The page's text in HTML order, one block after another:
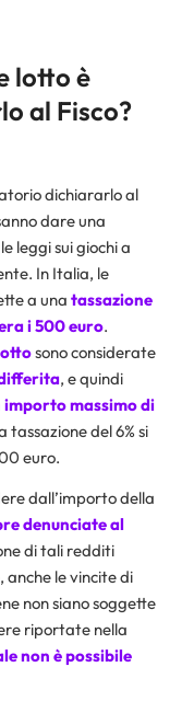
lotto è
al Fisco?
dichiararlo al
dare una
leggi sui giochi a
In Italia, le
a una tassazione
i 500 euro.
sono considerate
, e quindi
importo massimo di
tassazione del 6% si
euro.
dall’importo della
denunciate al
di tali redditi
anche le vincite di
non siano soggette
riportate nella
non è possibile